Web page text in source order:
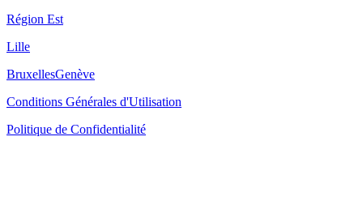
Région Est
Lille
BruxellesGenève
Conditions Générales d'Utilisation
Politique de Confidentialité